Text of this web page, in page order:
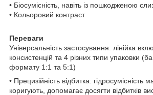
• Біосумісність, навіть із пошкодженою
• Кольоровий контраст
Переваги
Універсальність застосування: лінійка
консистенцій та 4 різних типи упаковки
формату 1:1 та 5:1)
• Прецизійність відбитка: гідросумісність
коригують, допомагає досягти відбитків